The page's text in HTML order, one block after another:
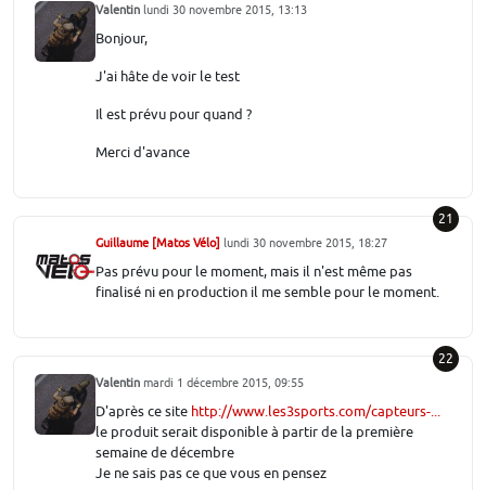
Valentin lundi 30 novembre 2015, 13:13
Bonjour,
J'ai hâte de voir le test
Il est prévu pour quand ?
Merci d'avance
21
Guillaume [Matos Vélo] lundi 30 novembre 2015, 18:27
Pas prévu pour le moment, mais il n'est même pas
finalisé ni en production il me semble pour le moment.
22
Valentin mardi 1 décembre 2015, 09:55
D'après ce site http://www.les3sports.com/capteurs-...
le produit serait disponible à partir de la première
semaine de décembre
Je ne sais pas ce que vous en pensez